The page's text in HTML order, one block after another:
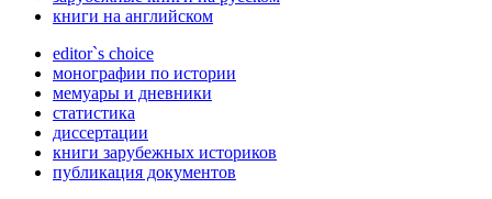
книги на английском
editor`s choice
монографии по истории
мемуары и дневники
статистика
диссертации
книги зарубежных историков
публикация документов